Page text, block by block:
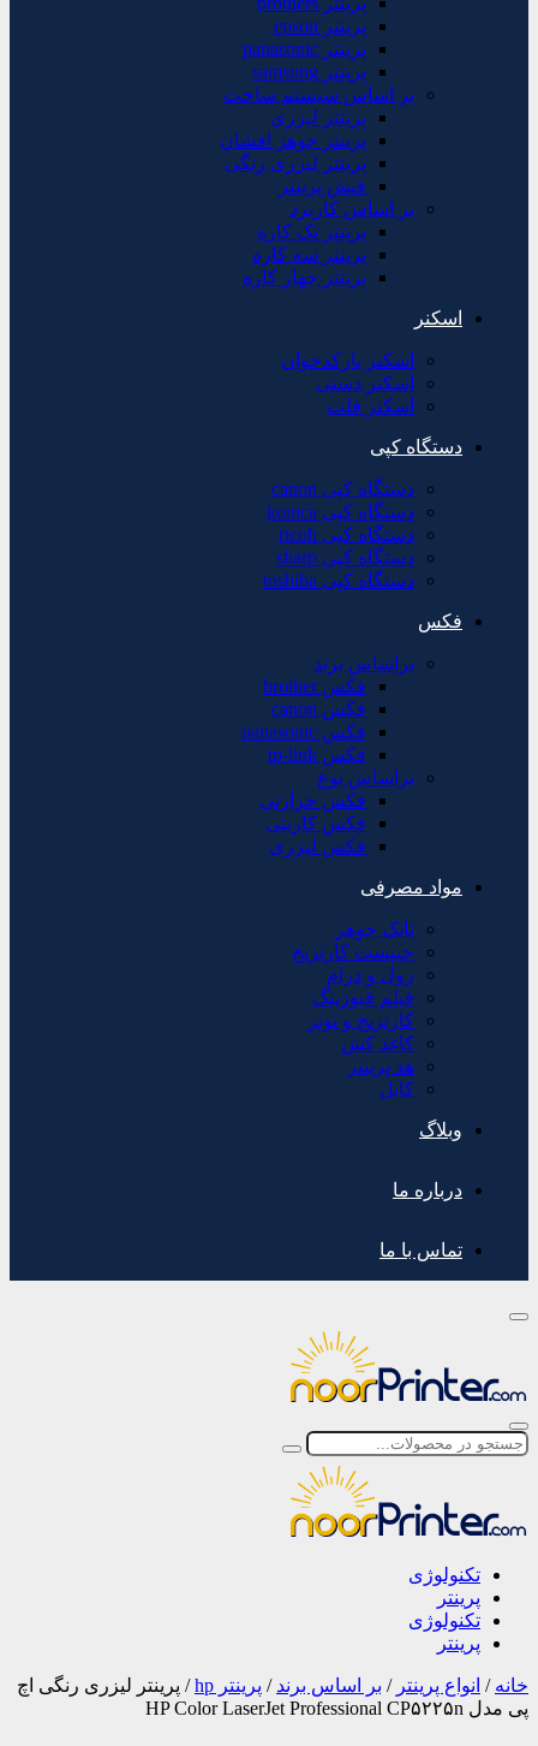
پرینتر epson
پرینتر panasonic
پرینتر samsung
بر اساس سیستم ساخت
پرینتر لیزری
پرینتر جوهر افشان
پرینتر لیزری رنگی
فیش پرینتر
بر اساس کاربرد
پرینتر تک کاره
پرینتر سه کاره
پرینتر چهار کاره
اسکنر
اسکنر بارکدخوان
اسکنر دستی
اسکنر فلت
دستگاه کپی
دستگاه کپی canon
دستگاه کپی konica
دستگاه کپی ricoh
دستگاه کپی sharp
دستگاه کپی toshiba
فکس
براساس برند
فکس brother
فکس canon
فکس panasonic
فکس tp-link
براساس نوع
فکس حرارتی
فکس کاربنی
فکس لیزری
مواد مصرفی
تانک جوهر
چیپست کارتریج
رول و درام
فیلم فیوزینگ
کارتریج و تونر
کاغذ کش
هد پرینتر
کابل
وبلاگ
درباره ما
تماس با ما
تکنولوژی
پرینتر
تکنولوژی
پرینتر
خانه / انواع پرینتر / بر اساس برند / پرینتر hp / پرینتر لیزری رنگی اچ
پی مدل HP Color LaserJet Professional CP۵۲۲۵n